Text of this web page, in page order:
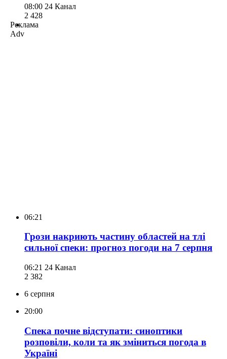
08:00 24 Канал
2 428
Реклама
Adv
06:21
Грози накриють частину областей на тлі
сильної спеки: прогноз погоди на 7 серпня
06:21 24 Канал
2 382
6 серпня
20:00
Спека почне відступати: синоптики
розповіли, коли та як зміниться погода в
Україні